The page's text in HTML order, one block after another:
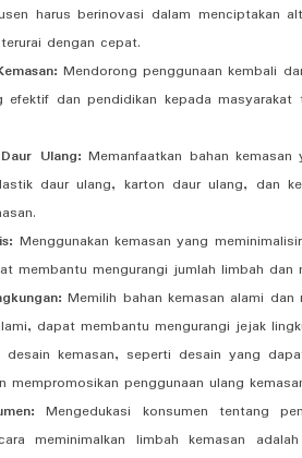
harus berinovasi dalam menciptakan
dengan cepat.
Mendorong penggunaan kembali
dan pendidikan kepada
Ulang: Memanfaatkan bahan
daur ulang, karton daur ulang, dan
Menggunakan kemasan yang
membantu mengurangi jumlah limbah dan
Memilih bahan kemasan alami
dapat membantu mengurangi jejak
desain kemasan, seperti desain yang
penggunaan ulang
Mengedukasi konsumen tentang
meminimalkan limbah kemasan